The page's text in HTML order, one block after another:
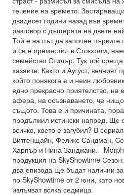
течение на времето.
двадесет години назад във
разговор с дъщерята на двете
Той е на път да започне първите
и се е преместил в Стокхолм,
семейство Стилър. Тук той
хазяите. Както и Аугуст, вечният
който понякога е и неин
едно прекрасно приятелство, на
афера, на осъзнаването, че
същото. Това е и причината,
продължил истински напред. Ще
всичко, което е загубил? В
Витгенщайн, Феликс Сандман,
Харпър и Нина Занджани.
продукция на SkyShowtime
два епизода ще бъдат налични
по SkyShowtime от 2 юни, като
излъчват всяка седмица